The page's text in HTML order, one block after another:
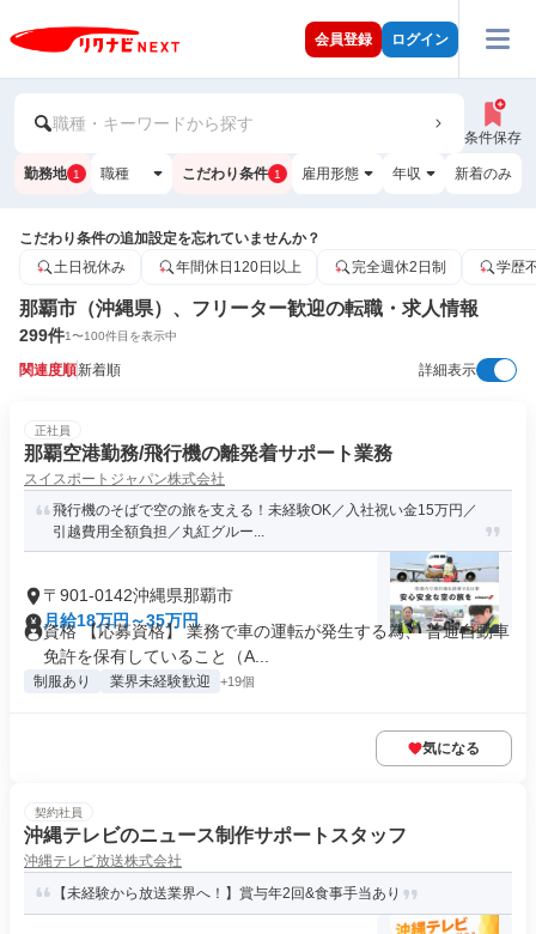
会員登録 ログイン
職種・キーワードから探す
条件保存
勤務地 1 職種 こだわり条件 1 雇用形態 年収 新着のみ
こだわり条件の追加設定を忘れていませんか？
土日祝休み
年間休日120日以上 完全週休2日制 学歴
那覇市（沖縄県）、フリーター歓迎の転職・求人情報
299件1〜100件目を表示中
関連度順新着順 詳細表示
正社員
那覇空港勤務/飛行機の離発着サポート業務
スイスポートジャパン株式会社
飛行機のそばで空の旅を支える！未経験OK／入社祝い金15万円／
引越費用全額負担／丸紅グルー...
〒901-0142沖縄県那覇市
月給18万円～35万円
資格 【応募資格】 業務で車の運転が発生する為、 普通自動車
免許を保有していること（A...
制服あり 業界未経験歓迎 +19個
気になる
契約社員
沖縄テレビのニュース制作サポートスタッフ
沖縄テレビ放送株式会社
【未経験から放送業界へ！】賞与年2回&食事手当あり